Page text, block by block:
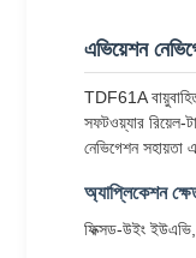
এভিয়েশন
TDF61A বায়ুবাহিত
সফটওয়্যার রিয়েল-
নেভিগেশন সহায়তা
অ্যাপ্লিকেশন
ফিক্সড-উইং ইউএভি,